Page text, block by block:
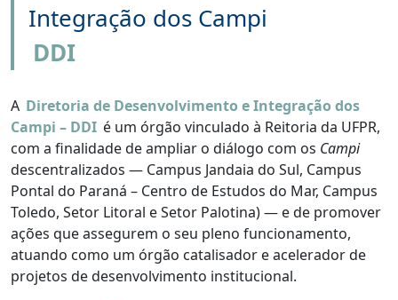
Integração dos Campi
DDI
A Diretoria de Desenvolvimento e Integração dos
Campi – DDI é um órgão vinculado à Reitoria da UFPR,
com a finalidade de ampliar o diálogo com os Campi
descentralizados — Campus Jandaia do Sul, Campus
Pontal do Paraná – Centro de Estudos do Mar, Campus
Toledo, Setor Litoral e Setor Palotina) — e de promover
ações que assegurem o seu pleno funcionamento,
atuando como um órgão catalisador e acelerador de
projetos de desenvolvimento institucional.